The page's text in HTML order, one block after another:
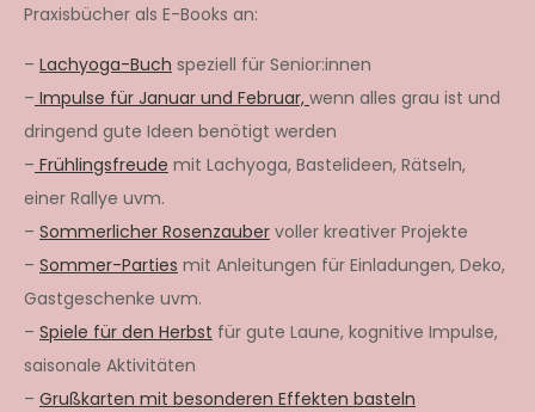
Praxisbücher als E-Books an:
– Lachyoga-Buch speziell für Senior:innen
– Impulse für Januar und Februar, wenn alles grau ist und
dringend gute Ideen benötigt werden
– Frühlingsfreude mit Lachyoga, Bastelideen, Rätseln,
einer Rallye uvm.
– Sommerlicher Rosenzauber voller kreativer Projekte
– Sommer-Parties mit Anleitungen für Einladungen, Deko,
Gastgeschenke uvm.
– Spiele für den Herbst für gute Laune, kognitive Impulse,
saisonale Aktivitäten
– Grußkarten mit besonderen Effekten basteln